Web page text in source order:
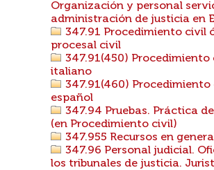
Organización y personal
administración de justicia en
347.91 Procedimiento civil
procesal civil
347.91(450) Procedimiento
italiano
347.91(460) Procedimiento
español
347.94 Pruebas. Práctica
(en Procedimiento civil)
347.955 Recursos en
347.96 Personal judicial.
los tribunales de justicia.